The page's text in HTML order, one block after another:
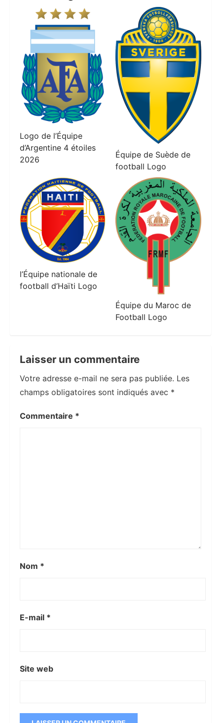
Logo de l’Équipe
d’Argentine 4 étoiles
2026
Équipe de Suède de
football Logo
l’Équipe nationale de
football d’Haïti Logo
Équipe du Maroc de
Football Logo
Laisser un commentaire
Votre adresse e-mail ne sera pas publiée. Les
champs obligatoires sont indiqués avec *
Commentaire *
Nom *
E-mail *
Site web